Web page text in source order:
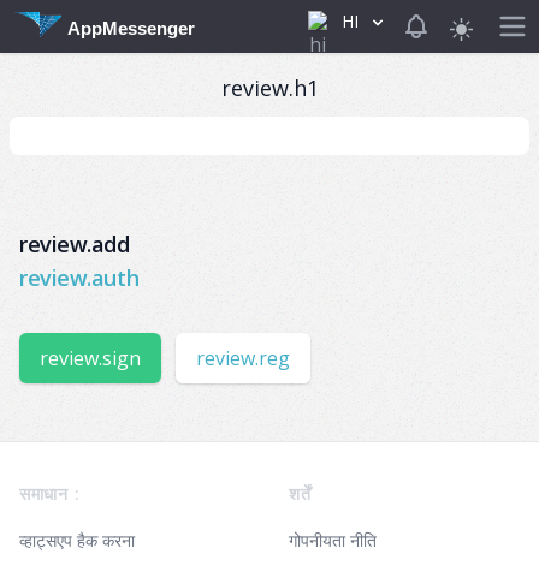
AppMessenger HI View
review.h1
review.add
review.auth
review.sign review.reg
समाधान :
व्हाट्सएप हैक करना
शर्तें
गोपनीयता नीति